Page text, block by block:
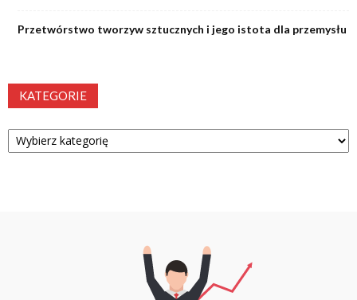
Przetwórstwo tworzyw sztucznych i jego istota dla przemysłu
KATEGORIE
Kategorie